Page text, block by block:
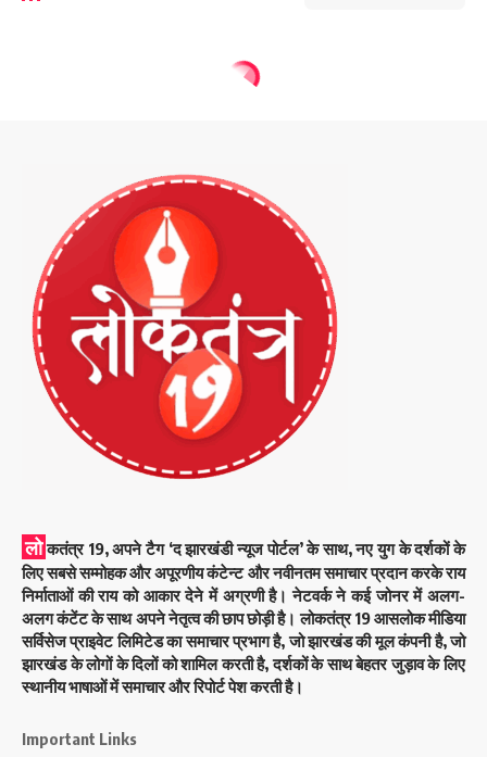
लो कतंत्र 19, अपने टैग ‘द झारखंडी न्यूज पोर्टल’ के साथ, नए युग के दर्शकों के
लिए सबसे सम्मोहक और अपूरणीय कंटेन्ट और नवीनतम समाचार प्रदान करके राय
निर्माताओं की राय को आकार देने में अग्रणी है। नेटवर्क ने कई जोनर में अलग-
अलग कंटेंट के साथ अपने नेतृत्व की छाप छोड़ी है। लोकतंत्र 19 आसलोक मीडिया
सर्विसेज प्राइवेट लिमिटेड का समाचार प्रभाग है, जो झारखंड की मूल कंपनी है, जो
झारखंड के लोगों के दिलों को शामिल करती है, दर्शकों के साथ बेहतर जुड़ाव के लिए
स्थानीय भाषाओं में समाचार और रिपोर्ट पेश करती है।
Important Links